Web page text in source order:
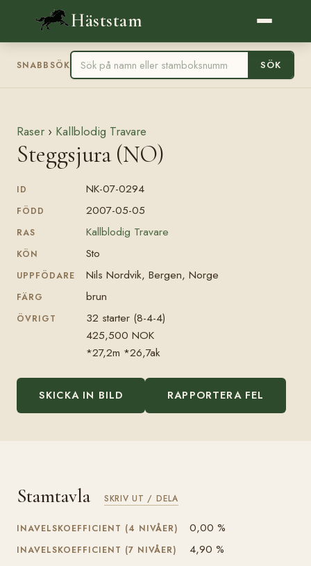
Häststam
SNABBSÖK SÖK
Raser › Kallblodig Travare
Steggsjura (NO)
ID NK-07-0294
FÖDD 2007-05-05
RAS Kallblodig Travare
KÖN Sto
UPPFÖDARE Nils Nordvik, Bergen, Norge
FÄRG brun
ÖVRIGT
32 starter (8-4-4)
425,500 NOK
*27,2m *26,7ak
SKICKA IN BILD RAPPORTERA FEL
Stamtavla SKRIV UT / DELA
INAVELSKOEFFICIENT (4 NIVÅER) 0,00 %
INAVELSKOEFFICIENT (7 NIVÅER) 4,90 %